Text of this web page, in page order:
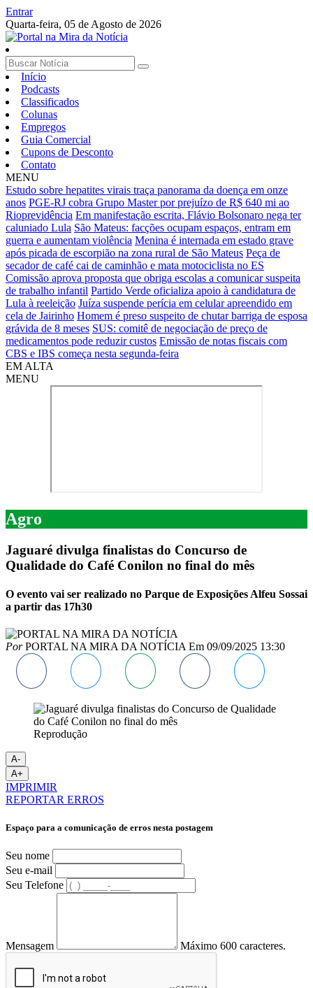
Entrar
Quarta-feira, 05 de Agosto de 2026
Início
Podcasts
Classificados
Colunas
Empregos
Guia Comercial
Cupons de Desconto
Contato
MENU
Estudo sobre hepatites virais traça panorama da doença em onze
anos PGE-RJ cobra Grupo Master por prejuízo de R$ 640 mi ao
Rioprevidência Em manifestação escrita, Flávio Bolsonaro nega ter
caluniado Lula São Mateus: facções ocupam espaços, entram em
guerra e aumentam violência Menina é internada em estado grave
após picada de escorpião na zona rural de São Mateus Peça de
secador de café cai de caminhão e mata motociclista no ES
Comissão aprova proposta que obriga escolas a comunicar suspeita
de trabalho infantil Partido Verde oficializa apoio à candidatura de
Lula à reeleição Juíza suspende perícia em celular apreendido em
cela de Jairinho Homem é preso suspeito de chutar barriga de esposa
grávida de 8 meses SUS: comitê de negociação de preço de
medicamentos pode reduzir custos Emissão de notas fiscais com
CBS e IBS começa nesta segunda-feira
EM ALTA
MENU
Agro
Jaguaré divulga finalistas do Concurso de
Qualidade do Café Conilon no final do mês
O evento vai ser realizado no Parque de Exposições Alfeu Sossai
a partir das 17h30
PorPORTAL NA MIRA DA NOTÍCIA Em 09/09/2025 13:30
Reprodução
A-
A+
IMPRIMIR
REPORTAR ERROS
Espaço para a comunicação de erros nesta postagem
Seu nome
Seu e-mail
Seu Telefone
Mensagem Máximo 600 caracteres.